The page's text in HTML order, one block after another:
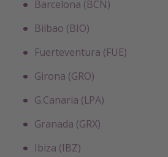
Barcelona (BCN)
Bilbao (BIO)
Fuerteventura (FUE)
Girona (GRO)
G.Canaria (LPA)
Granada (GRX)
Ibiza (IBZ)